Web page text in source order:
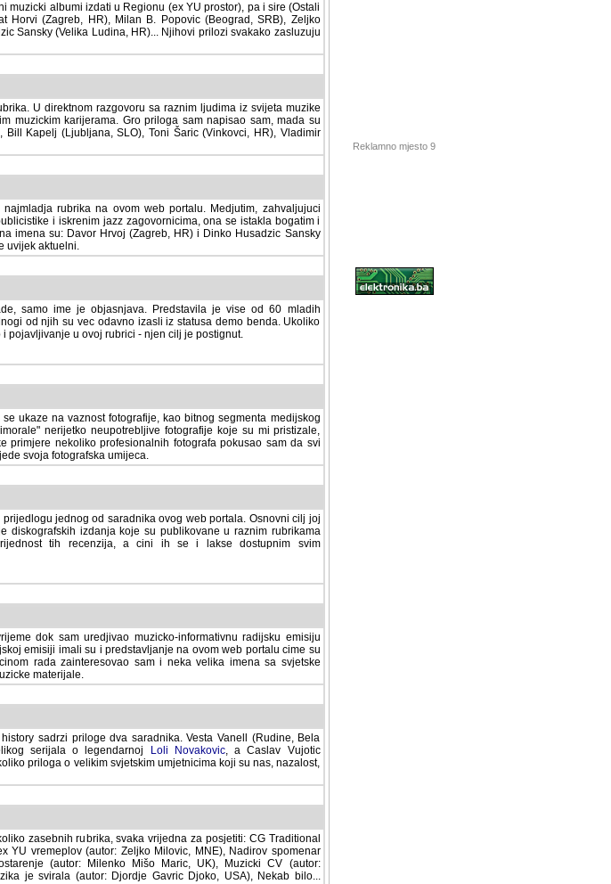
muzicki albumi izdati u Regionu (ex YU prostor), pa i sire (Ostali
(Zagreb, HR), Milan B. Popovic (Beograd, SRB), Zeljko Milovic
(Velika Ludina, HR)... Njihovi prilozi svakako zasluzuju da se
U direktnom razgovoru sa raznim ljudima iz svijeta muzike
muzickim karijerama. Gro priloga sam napisao sam, mada su
Kapelj (Ljubljana, SLO), Toni Šaric (Vinkovci, HR), Vladimir
rubrika na ovom web portalu. Medjutim, zahvaljujuci veliki
i iskrenim jazz zagovornicima, ona se istakla bogatim i
imena su: Davor Hrvoj (Zagreb, HR) i Dinko Husadzic Sansky
uvijek aktuelni.
samo ime je objasnjava. Predstavila je vise od 60 mladih
od njih su vec odavno izasli iz statusa demo benda. Ukoliko im
u ovoj rubrici - njen cilj je postignut.
ukaze na vaznost fotografije, kao bitnog segmenta medijskog
nerijetko neupotrebljive fotografije koje su mi pristizale,
primjere nekoliko profesionalnih fotografa pokusao sam da svi
svoja fotografska umijeca.
jednog od saradnika ovog web portala. Osnovni cilj joj
diskografskih izdanja koje su publikovane u raznim rubrikama
tih recenzija, a cini ih se i lakse dostupnim svim
dok sam uredjivao muzicko-informativnu radijsku emisiju
emisiji imali su i predstavljanje na ovom web portalu cime su
rada zainteresovao sam i neka velika imena sa svjetske
materijale.
sadrzi priloge dva saradnika. Vesta Vanell (Rudine, Bela
serijala o legendarnoj
Loli Novakovic, a Caslav Vujotic
priloga o velikim svjetskim umjetnicima koji su nas, nazalost,
zasebnih rubrika, svaka vrijedna za posjetiti: CG Traditional
YU vremeplov (autor: Zeljko Milovic, MNE), Nadirov spomenar
(autor: Milenko Mišo Maric, UK), Muzicki CV (autor: Dragutin
(autor: Djordje Gavric Djoko, USA), Nekab bilo... (autor: